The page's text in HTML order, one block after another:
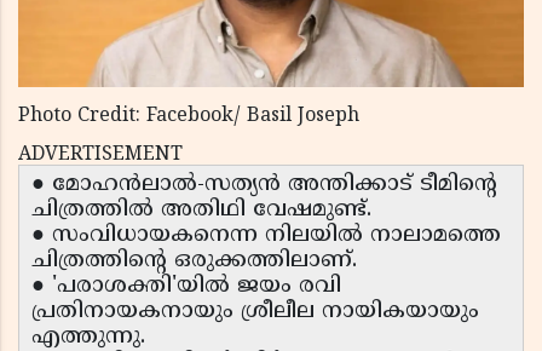
Photo Credit: Facebook/ Basil Joseph
ADVERTISEMENT
● മോഹൻലാൽ-സത്യൻ അന്തിക്കാട് ടീമിൻ്റെ
ചിത്രത്തിൽ അതിഥി വേഷമുണ്ട്.
● സംവിധായകനെന്ന നിലയിൽ നാലാമത്തെ
ചിത്രത്തിൻ്റെ ഒരുക്കത്തിലാണ്.
● 'പരാശക്തി'യിൽ ജയം രവി
പ്രതിനായകനായും ശ്രീലീല നായികയായും
എത്തുന്നു.